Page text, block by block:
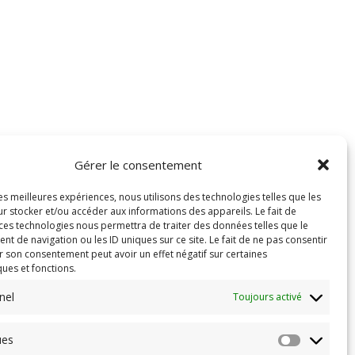
Gérer le consentement
meilleures expériences, nous utilisons des technologies telles que les
stocker et/ou accéder aux informations des appareils. Le fait de
technologies nous permettra de traiter des données telles que le
de navigation ou les ID uniques sur ce site. Le fait de ne pas consentir
son consentement peut avoir un effet négatif sur certaines
et fonctions.
Toujours activé